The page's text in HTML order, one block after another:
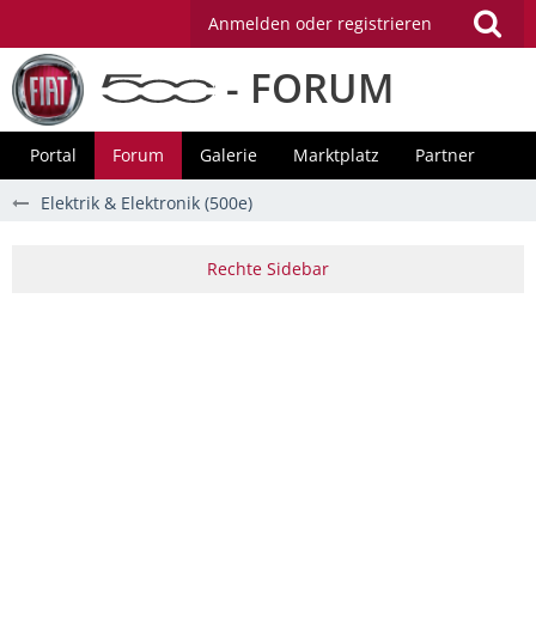
Anmelden oder registrieren
- FORUM
Portal Forum Galerie Marktplatz Partner
Elektrik & Elektronik (500e)